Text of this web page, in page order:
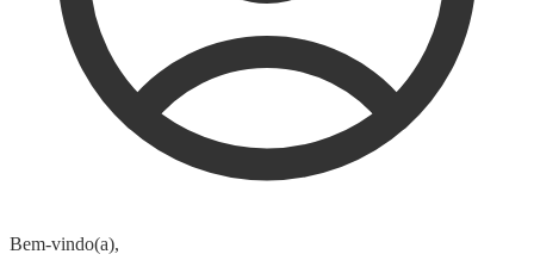
Bem-vindo(a),